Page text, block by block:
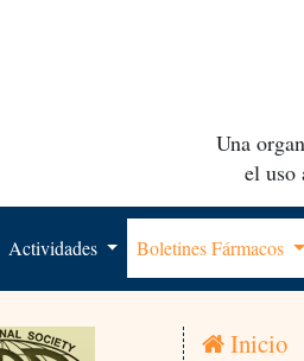
Una
el uso
Actividades Boletines Fármacos
Inicio